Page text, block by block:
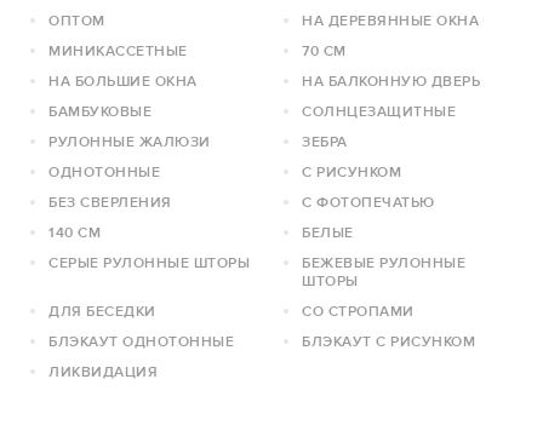
ОПТОМ
НА ДЕРЕВЯННЫЕ ОКНА
МИНИКАССЕТНЫЕ
70 СМ
НА БОЛЬШИЕ ОКНА
НА БАЛКОННУЮ ДВЕРЬ
БАМБУКОВЫЕ
СОЛНЦЕЗАЩИТНЫЕ
РУЛОННЫЕ ЖАЛЮЗИ
ЗЕБРА
ОДНОТОННЫЕ
С РИСУНКОМ
БЕЗ СВЕРЛЕНИЯ
С ФОТОПЕЧАТЬЮ
140 СМ
БЕЛЫЕ
СЕРЫЕ РУЛОННЫЕ ШТОРЫ
БЕЖЕВЫЕ РУЛОННЫЕ
ШТОРЫ
ДЛЯ БЕСЕДКИ
СО СТРОПАМИ
БЛЭКАУТ ОДНОТОННЫЕ
БЛЭКАУТ С РИСУНКОМ
ЛИКВИДАЦИЯ